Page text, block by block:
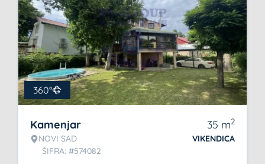
360°
Kamenjar
NOVI SAD
ŠIFRA: #574082
35 m2
VIKENDICA